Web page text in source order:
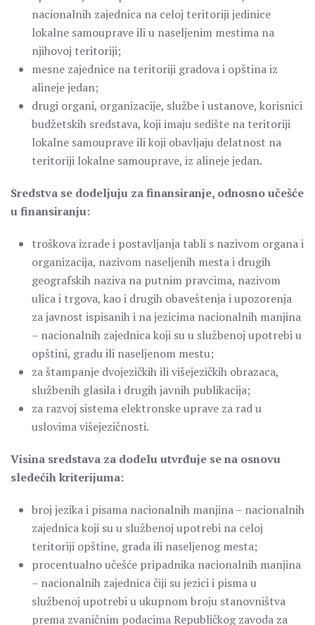
nacionalnih zajednica na celoj teritoriji jedinice
lokalne samouprave ili u naseljenim mestima na
njihovoj teritoriji;
mesne zajednice na teritoriji gradova i opština iz
alineje jedan;
drugi organi, organizacije, službe i ustanove, korisnici
budžetskih sredstava, koji imaju sedište na teritoriji
lokalne samouprave ili koji obavljaju delatnost na
teritoriji lokalne samouprave, iz alineje jedan.
Sredstva se dodeljuju za finansiranje, odnosno učešće
u finansiranju:
troškova izrade i postavljanja tabli s nazivom organa i
organizacija, nazivom naseljenih mesta i drugih
geografskih naziva na putnim pravcima, nazivom
ulica i trgova, kao i drugih obaveštenja i upozorenja
za javnost ispisanih i na jezicima nacionalnih manjina
– nacionalnih zajednica koji su u službenoj upotrebi u
opštini, gradu ili naseljenom mestu;
za štampanje dvojezičkih ili višejezičkih obrazaca,
službenih glasila i drugih javnih publikacija;
za razvoj sistema elektronske uprave za rad u
uslovima višejezičnosti.
Visina sredstava za dodelu utvrđuje se na osnovu
sledećih kriterijuma:
broj jezika i pisama nacionalnih manjina – nacionalnih
zajednica koji su u službenoj upotrebi na celoj
teritoriji opštine, grada ili naseljenog mesta;
procentualno učešće pripadnika nacionalnih manjina
– nacionalnih zajednica čiji su jezici i pisma u
službenoj upotrebi u ukupnom broju stanovništva
prema zvaničnim podacima Republičkog zavoda za